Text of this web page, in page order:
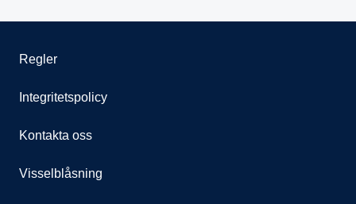
Regler
Integritetspolicy
Kontakta oss
Visselblåsning